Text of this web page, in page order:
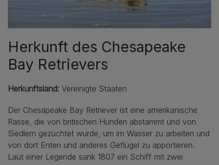
Herkunft des Chesapeake
Bay Retrievers
Herkunftsland: Vereinigte Staaten
Der Chesapeake Bay Retriever ist eine amerikanische
Rasse, die von britischen Hunden abstammt und von
Siedlern gezüchtet wurde, um im Wasser zu arbeiten und
von dort Enten und anderes Geflügel zu apportieren.
Laut einer Legende sank 1807 ein Schiff mit zwei